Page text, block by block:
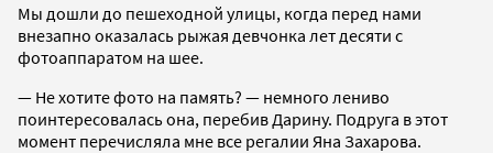
Мы дошли до пешеходной улицы, когда перед нами
внезапно оказалась рыжая девчонка лет десяти с
фотоаппаратом на шее.
— Не хотите фото на память? — немного лениво
поинтересовалась она, перебив Дарину. Подруга в этот
момент перечисляла мне все регалии Яна Захарова.